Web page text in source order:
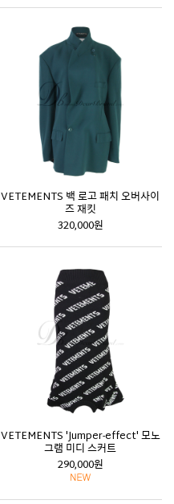
VETEMENTS 백 로고 패치 오버사이
즈 재킷
320,000원
VETEMENTS 'Jumper-effect' 모노
그램 미디 스커트
290,000원